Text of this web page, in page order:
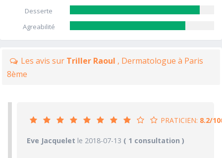
Desserte
Agreabilité
Les avis sur Triller Raoul , Dermatologue à Paris
8ème
PRATICIEN: 8.2/10
PRATICIEN 8.2/10
Eve Jacquelet le 2018-07-13 ( 1 consultation )